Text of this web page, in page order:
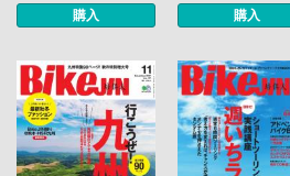
購入 購入